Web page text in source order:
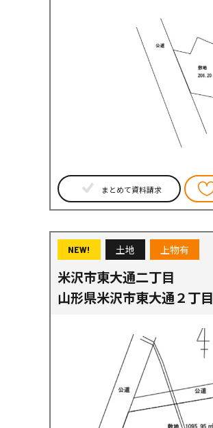
まとめて資料請求
NEW! 土地 上物有
米沢市東大通二丁目
山形県米沢市東大通２丁目